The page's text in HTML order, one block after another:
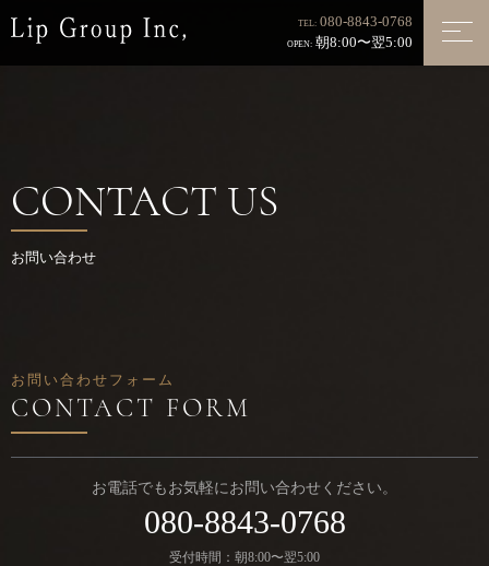
TEL: 080-8843-0768
OPEN: 朝8:00〜翌5:00
CONTACT US
お問い合わせ
お問い合わせフォーム
お電話でもお気軽にお問い合わせください。
080-8843-0768
受付時間：朝8:00〜翌5:00